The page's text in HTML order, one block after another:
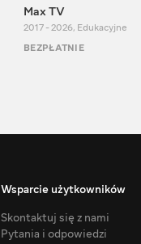
Max TV
2017 - 2026, Edukacyjne
BEZPŁATNIE
Wsparcie użytkowników
Skontaktuj się z nami
Pytania i odpowiedzi